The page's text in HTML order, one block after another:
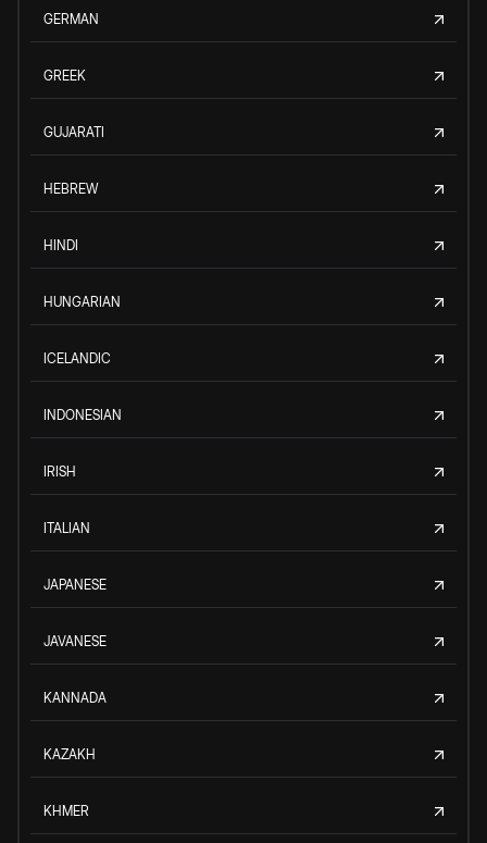
GERMAN
GREEK
GUJARATI
HEBREW
HINDI
HUNGARIAN
ICELANDIC
INDONESIAN
IRISH
ITALIAN
JAPANESE
JAVANESE
KANNADA
KAZAKH
KHMER